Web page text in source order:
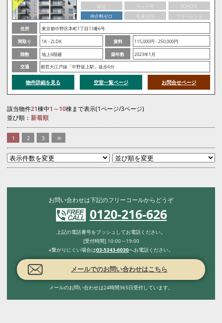
駅近
ペット可
SOHO可
仲介料ゼロ
礼金ゼロ
フリーレント
住所
東京都中野区本町1丁目13番6号
間取り
1K - 2LDK 賃料
115,000円 - 250,000円
階数
地上6階建 築年数
2023年1月
交通
都営大江戸線「中野坂上駅」徒歩6分
物件詳細を見る 空室一覧ページ お問合せページ
該当物件21棟中1～10棟まで表示(1ページ/3ページ)
並び順： 新着順
1 2 3 >>
お問い合わせは下記のフリーコールからどうぞ
0120-216-626
上記の電話番号をプッシュしてお電話ください。
[受付時間] 10:00～19:00
※繋がりにくい場合は03-5343-6030へお電話ください。
メールでのお問い合わせはこちら
メールのお問い合わせは24時間365日受付しています。